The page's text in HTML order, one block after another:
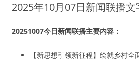
2025年10月07日新闻联播文
20251007今日新闻联播主要内容：
【新思想引领新征程】绘就乡村全